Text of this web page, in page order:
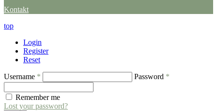
Kontakt
top
Login
Register
Reset
Username * Password *
Remember me
Lost your password?